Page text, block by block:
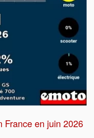
France en juin 2026